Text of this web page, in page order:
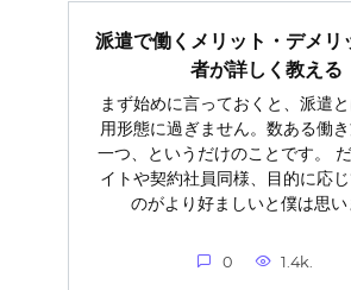
派遣で働くメリット・デメリ
者が詳しく教える
まず始めに言っておくと、派遣
用形態に過ぎません。数ある働
一つ、というだけのことです。
イトや契約社員同様、目的に応
のがより好ましいと僕は思い
0 1.4k.